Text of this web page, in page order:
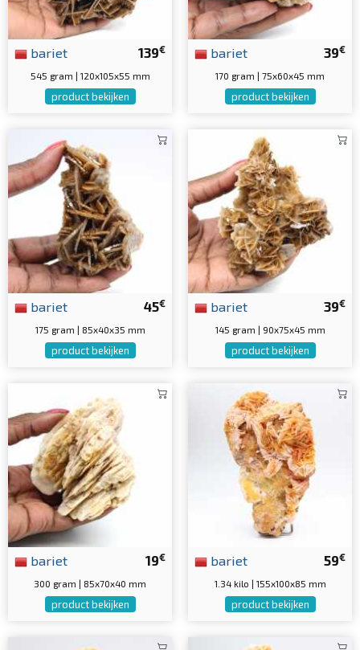
139€
bariet
545 gram | 120x105x55 mm
product bekijken
39€
bariet
170 gram | 75x60x45 mm
product bekijken
45€
bariet
175 gram | 85x40x35 mm
product bekijken
39€
bariet
145 gram | 90x75x45 mm
product bekijken
19€
bariet
300 gram | 85x70x40 mm
product bekijken
59€
bariet
1.34 kilo | 155x100x85 mm
product bekijken